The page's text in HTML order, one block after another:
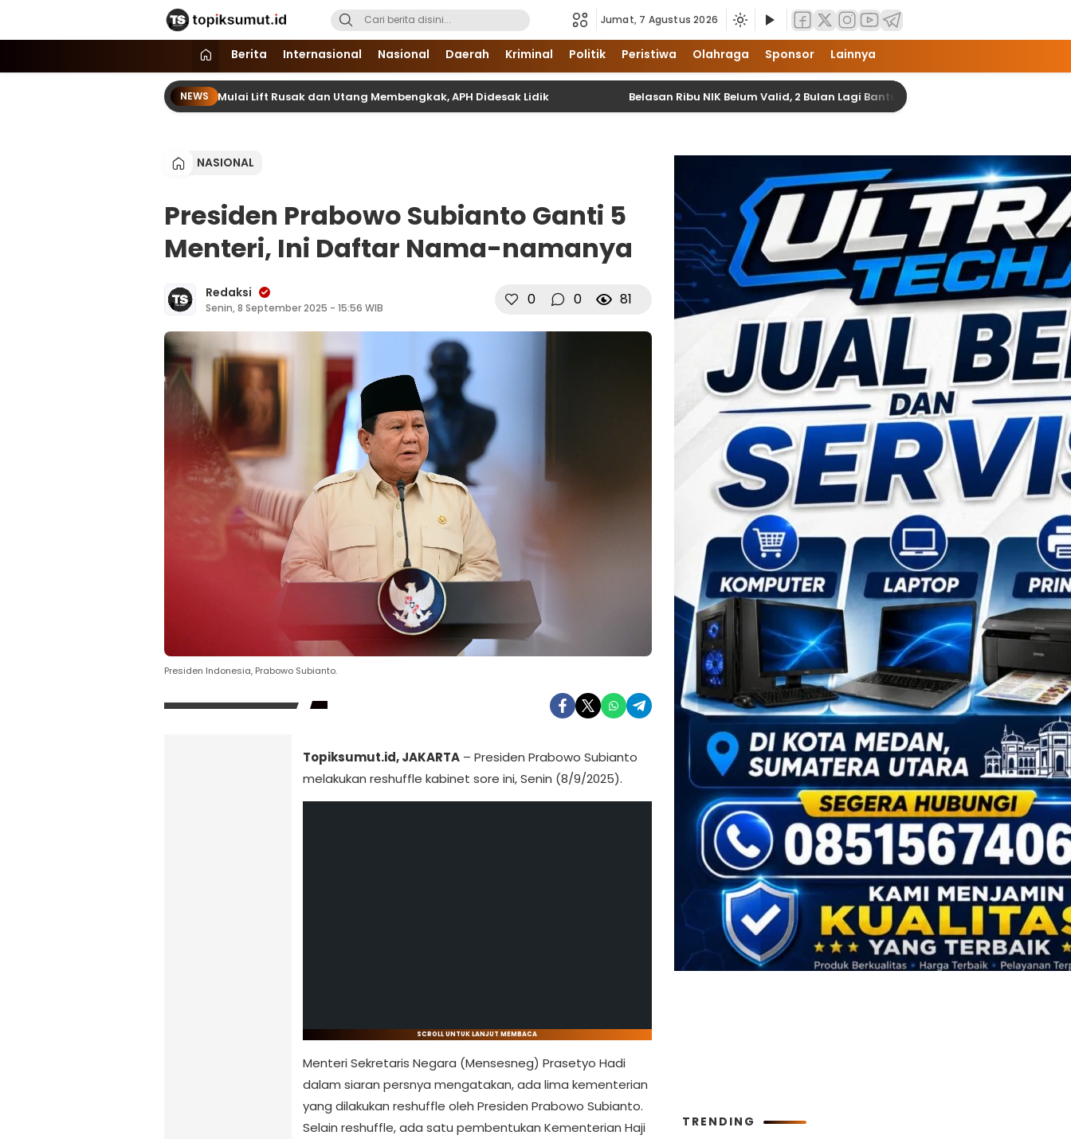
Topik Sumut
Memberitakan Seputar Informasi di Sumatera Utara dan Nasional
Jumat, 7 Agustus 2026
Berita Internasional Nasional Daerah Kriminal Politik Peristiwa Olahraga Sponsor Lainnya
NEWS
Djoelham Binjai Buruk, Mulai Lift Rusak dan Utang Membengkak, APH Didesak Lidik Belasan Ribu NIK Belum Valid, 2 Bulan Lagi Bantuan Banjir di Langkat Akan Terealisasi
NASIONAL
Presiden Prabowo Subianto Ganti 5
Menteri, Ini Daftar Nama-namanya
Redaksi
Senin, 8 September 2025 - 15:56 WIB 0 0 81
Presiden Indonesia, Prabowo Subianto.
Topiksumut.id, JAKARTA – Presiden Prabowo Subianto
melakukan reshuffle kabinet sore ini, Senin (8/9/2025).
SCROLL UNTUK LANJUT MEMBACA
Menteri Sekretaris Negara (Mensesneg) Prasetyo Hadi
dalam siaran persnya mengatakan, ada lima kementerian
yang dilakukan reshuffle oleh Presiden Prabowo Subianto.
Selain reshuffle, ada satu pembentukan Kementerian Haji
TRENDING